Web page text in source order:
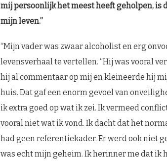
mij persoonlijk het meest heeft geholpen, is
mijn leven.”
“Mijn vader was zwaar alcoholist en erg
levensverhaal te vertellen. “Hij was vooral
hij al commentaar op mij en kleineerde hij
huis. Dat gaf een enorm gevoel van
ik extra goed op wat ik zei. Ik vermeed
vooral niet wat ik vond. Ik dacht dat het
had geen referentiekader. Er werd ook niet
was echt mijn geheim. Ik herinner me dat ik